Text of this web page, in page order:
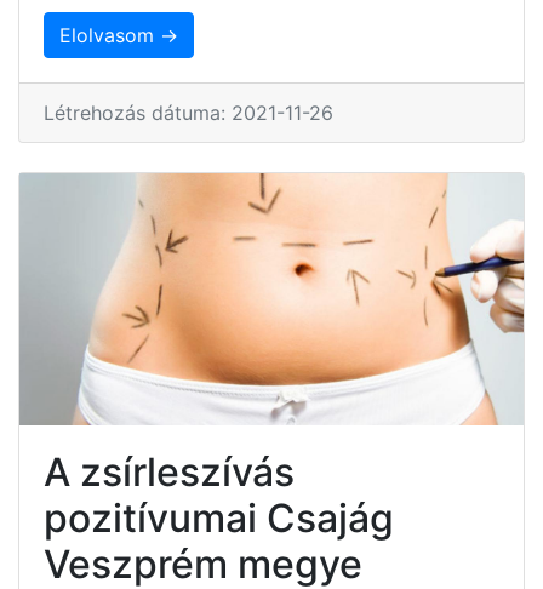
Elolvasom →
Létrehozás dátuma: 2021-11-26
A zsírleszívás
pozitívumai Csajág
Veszprém megye